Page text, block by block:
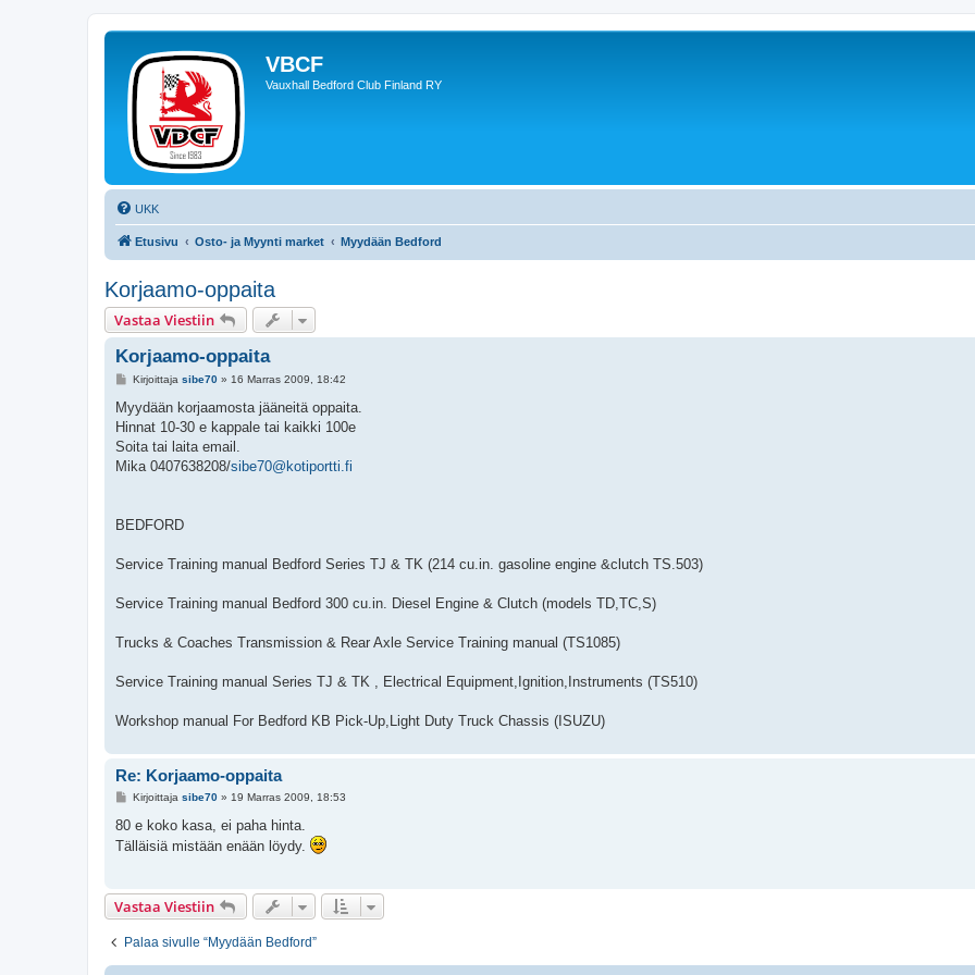
VBCF
Vauxhall Bedford Club Finland RY
UKK
Etusivu Osto- ja Myynti market Myydään Bedford
Korjaamo-oppaita
Vastaa Viestiin
Korjaamo-oppaita
V
e
s
t
i
Kirjoittaja sibe70» 16 Marras 2009, 18:42
Myydään korjaamosta jääneitä oppaita.
Hinnat 10-30 e kappale tai kaikki 100e
Soita tai laita email.
Mika 0407638208/sibe70@kotiportti.fi
BEDFORD
Service Training manual Bedford Series TJ & TK (214 cu.in. gasoline engine &clutch TS.503)
Service Training manual Bedford 300 cu.in. Diesel Engine & Clutch (models TD,TC,S)
Trucks & Coaches Transmission & Rear Axle Service Training manual (TS1085)
Service Training manual Series TJ & TK , Electrical Equipment,Ignition,Instruments (TS510)
Workshop manual For Bedford KB Pick-Up,Light Duty Truck Chassis (ISUZU)
Re: Korjaamo-oppaita
V
e
t
Kirjoittaja sibe70» 19 Marras 2009, 18:53
80 e koko kasa, ei paha hinta.
Tälläisiä mistään enään löydy.
Vastaa Viestiin
Palaa sivulle “Myydään Bedford”